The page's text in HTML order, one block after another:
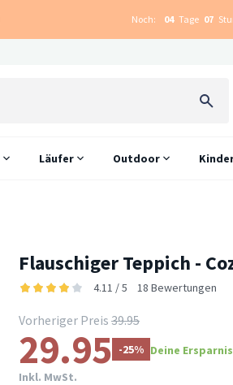
Noch: 04 Tage 07
Läufer Outdoor
Flauschiger Teppich -
4.11 / 5 18 Bewertungen
Vorheriger Preis 39.95
29.95 -25% Deine
Inkl. MwSt.